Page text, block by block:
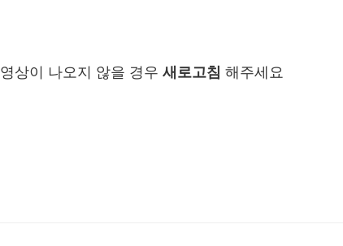
영상이 나오지 않을 경우 새로고침 해주세요